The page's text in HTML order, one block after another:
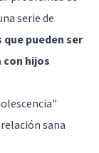
serie de
pueden ser
con hijos
sana